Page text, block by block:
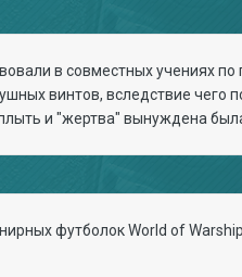
в совместных учениях
винтов, вследствие чего
и "жертва" вынуждена
футболок World of